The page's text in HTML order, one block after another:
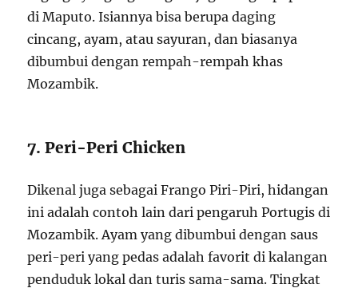
di Maputo. Isiannya bisa berupa daging
cincang, ayam, atau sayuran, dan biasanya
dibumbui dengan rempah-rempah khas
Mozambik.
7. Peri-Peri Chicken
Dikenal juga sebagai Frango Piri-Piri, hidangan
ini adalah contoh lain dari pengaruh Portugis di
Mozambik. Ayam yang dibumbui dengan saus
peri-peri yang pedas adalah favorit di kalangan
penduduk lokal dan turis sama-sama. Tingkat